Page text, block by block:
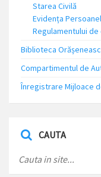
Starea Civilă
Evidența
Regulamentului de
Biblioteca
Compartimentul de
Înregistrare Mijloace
CAUTA